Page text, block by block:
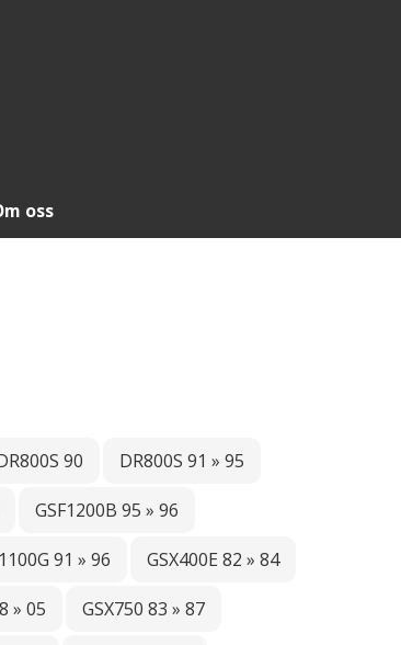
oss
90 DR800S 91 » 95
GSF1200B 95 » 96
91 » 96 GSX400E 82 » 84
» 05 GSX750 83 » 87